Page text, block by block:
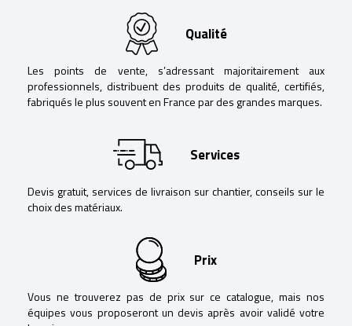
Qualité
Les points de vente, s’adressant majoritairement aux
professionnels, distribuent des produits de qualité, certifiés,
fabriqués le plus souvent en France par des grandes marques.
Services
Devis gratuit, services de livraison sur chantier, conseils sur le
choix des matériaux.
Prix
Vous ne trouverez pas de prix sur ce catalogue, mais nos
équipes vous proposeront un devis après avoir validé votre